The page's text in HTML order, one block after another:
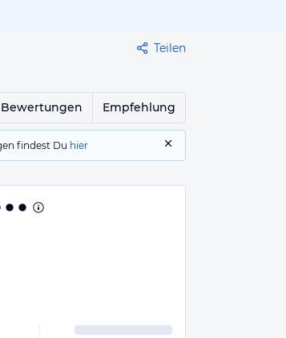
Teilen
Bewertungen Empfehlung
findest Du hier